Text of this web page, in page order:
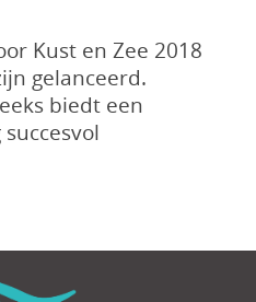
Kust en Zee 2018
gelanceerd.
biedt een